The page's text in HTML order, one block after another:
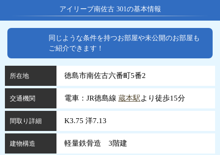
アイリーブ南佐古 301の基本情報
同じような条件を持つお部屋や未公開のお部屋も
ご紹介できます！
所在地 徳島市南佐古六番町5番2
交通機関 電車：JR徳島線 蔵本駅より徒歩15分
間取り詳細 K3.75 洋7.13
建物構造 軽量鉄骨造 3階建